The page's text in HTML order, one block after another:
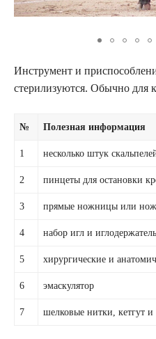
Инструмент и
стерилизуются. Обычно для
№ Полезная информация
1 несколько штук
2 пинцеты для остановки
3 прямые ножницы или
4 набор игл и иглодержатель
5 хирургические и
6 эмаскулятор
7 шелковые нитки, кетгут и